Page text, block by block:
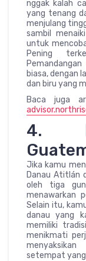
nggak kalah
yang tenang
menjulang
sambil
untuk
Pening
biasa, dengan
dan biru yang
Baca juga
4.
Jika kamu
Danau Atitlán
oleh tiga
menawarkan
Selain itu,
danau yang
memiliki
menikmati
setempat